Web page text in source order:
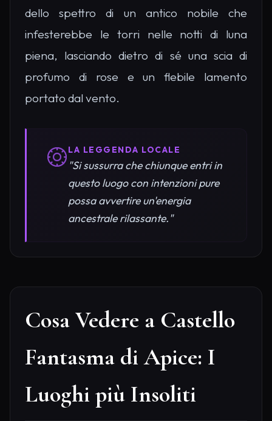
dello spettro di un antico nobile che
infesterebbe le torri nelle notti di luna
piena, lasciando dietro di sé una scia di
profumo di rose e un flebile lamento
portato dal vento.
LA LEGGENDA LOCALE
"Si sussurra che chiunque entri in
questo luogo con intenzioni pure
possa avvertire un'energia
ancestrale rilassante."
Cosa Vedere a Castello
Fantasma di Apice: I
Luoghi più Insoliti